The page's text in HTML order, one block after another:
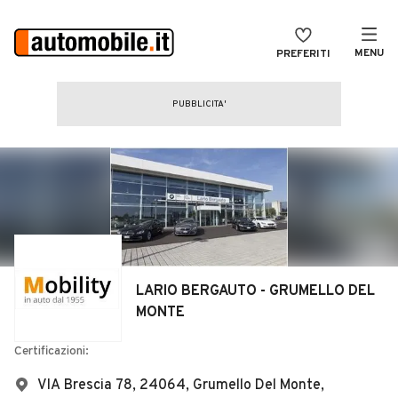
PREFERITI MENU
CERCA
Auto usate
Auto Km 0
Auto Nuove
Noleggio a lungo termine
Auto d'epoca
MAGAZINE
LARIO BERGAUTO - GRUMELLO DEL
MONTE
Certificazioni:
VIA Brescia 78, 24064, Grumello Del Monte,